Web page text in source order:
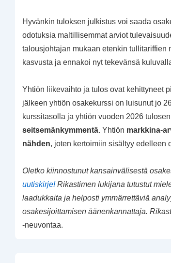
Hyvänkin tuloksen julkistus voi saada
odotuksia maltillisemmat arviot
talousjohtajan mukaan etenkin tullitariffien
kasvusta ja ennakoi nyt tekevänsä
Yhtiön liikevaihto ja tulos ovat kehittyneet
jälkeen yhtiön osakekurssi on luisunut jo
kurssitasolla ja yhtiön vuoden 2026
seitsemänkymmentä. Yhtiön markkina-
nähden, joten kertoimiin sisältyy edelleen
Oletko kiinnostunut kansainvälisestä
uutiskirje!Rikastimen lukijana tutustut
laadukkaita ja helposti ymmärrettäviä
osakesijoittamisen äänenkannattaja.
-neuvontaa.